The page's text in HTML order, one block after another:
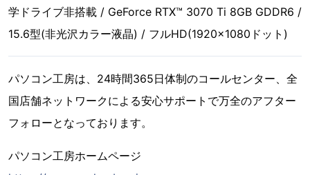
学ドライブ非搭載 / GeForce RTX™ 3070 Ti 8GB GDDR6 /
15.6型(非光沢カラー液晶) / フルHD(1920×1080ドット)
パソコン工房は、24時間365日体制のコールセンター、全
国店舗ネットワークによる安心サポートで万全のアフター
フォローとなっております。
パソコン工房ホームページ